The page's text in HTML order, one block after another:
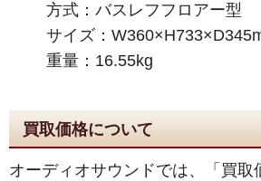
方式：バスレフフロアー型
サイズ：
重量：16.55kg
買取価格について
オーディオサウンドでは、「買